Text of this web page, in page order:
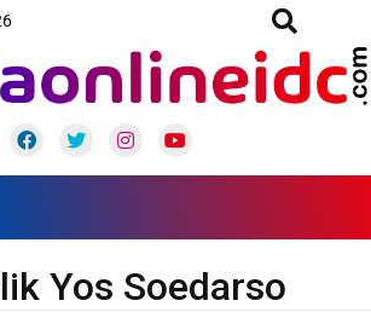
FacebookTwitter InstagramYoutube
Yos Soedarso